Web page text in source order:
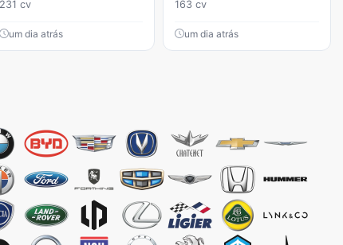
231 cv
um dia atrás
163 cv
um dia atrás